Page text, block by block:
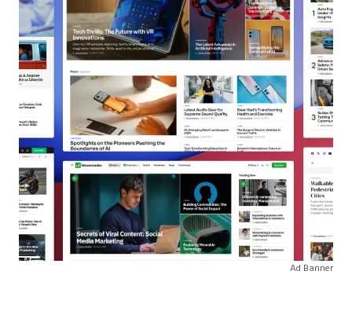
Ad Banner